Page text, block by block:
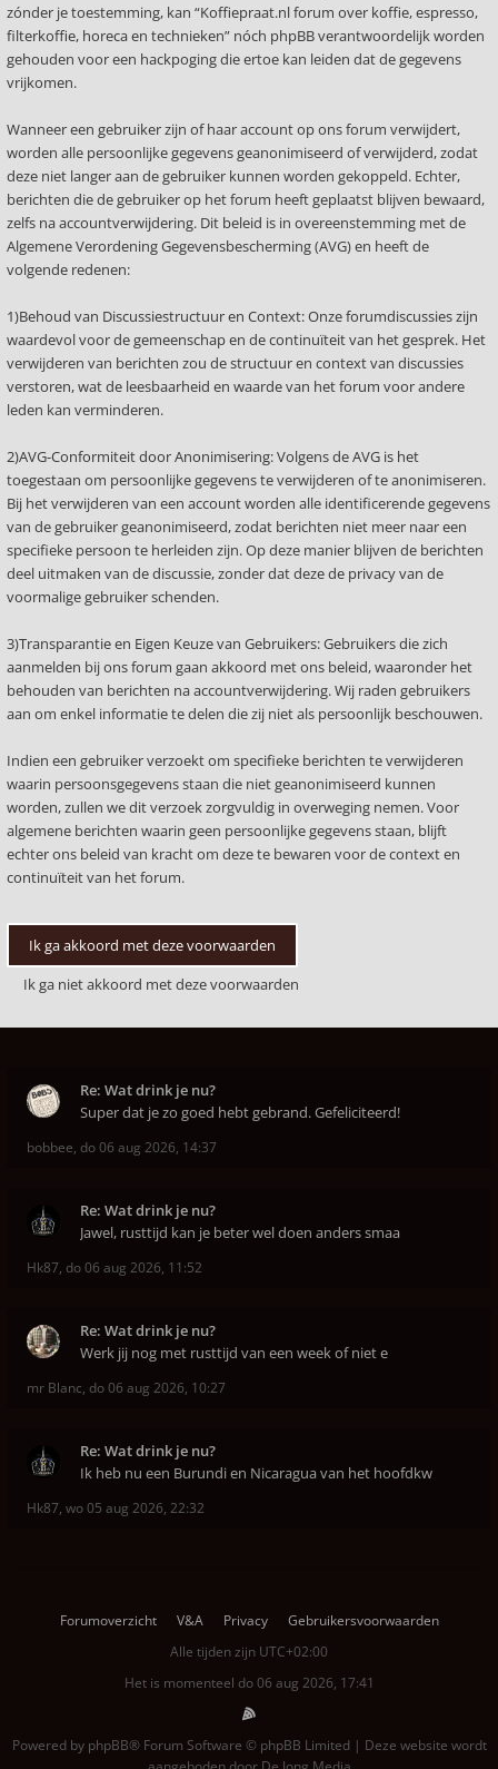
zónder je toestemming, kan “Koffiepraat.nl forum over koffie, espresso,
filterkoffie, horeca en technieken” nóch phpBB verantwoordelijk worden
gehouden voor een hackpoging die ertoe kan leiden dat de gegevens
vrijkomen.
Wanneer een gebruiker zijn of haar account op ons forum verwijdert,
worden alle persoonlijke gegevens geanonimiseerd of verwijderd, zodat
deze niet langer aan de gebruiker kunnen worden gekoppeld. Echter,
berichten die de gebruiker op het forum heeft geplaatst blijven bewaard,
zelfs na accountverwijdering. Dit beleid is in overeenstemming met de
Algemene Verordening Gegevensbescherming (AVG) en heeft de
volgende redenen:
1)Behoud van Discussiestructuur en Context: Onze forumdiscussies zijn
waardevol voor de gemeenschap en de continuïteit van het gesprek. Het
verwijderen van berichten zou de structuur en context van discussies
verstoren, wat de leesbaarheid en waarde van het forum voor andere
leden kan verminderen.
2)AVG-Conformiteit door Anonimisering: Volgens de AVG is het
toegestaan om persoonlijke gegevens te verwijderen of te anonimiseren.
Bij het verwijderen van een account worden alle identificerende gegevens
van de gebruiker geanonimiseerd, zodat berichten niet meer naar een
specifieke persoon te herleiden zijn. Op deze manier blijven de berichten
deel uitmaken van de discussie, zonder dat deze de privacy van de
voormalige gebruiker schenden.
3)Transparantie en Eigen Keuze van Gebruikers: Gebruikers die zich
aanmelden bij ons forum gaan akkoord met ons beleid, waaronder het
behouden van berichten na accountverwijdering. Wij raden gebruikers
aan om enkel informatie te delen die zij niet als persoonlijk beschouwen.
Indien een gebruiker verzoekt om specifieke berichten te verwijderen
waarin persoonsgegevens staan die niet geanonimiseerd kunnen
worden, zullen we dit verzoek zorgvuldig in overweging nemen. Voor
algemene berichten waarin geen persoonlijke gegevens staan, blijft
echter ons beleid van kracht om deze te bewaren voor de context en
continuïteit van het forum.
Re: Wat drink je nu?
Super dat je zo goed hebt gebrand. Gefeliciteerd!
bobbee, do 06 aug 2026, 14:37
Re: Wat drink je nu?
Jawel, rusttijd kan je beter wel doen anders smaa
Hk87, do 06 aug 2026, 11:52
Re: Wat drink je nu?
Werk jij nog met rusttijd van een week of niet e
mr Blanc, do 06 aug 2026, 10:27
Re: Wat drink je nu?
Ik heb nu een Burundi en Nicaragua van het hoofdkw
Hk87, wo 05 aug 2026, 22:32
Forumoverzicht V&A Privacy
Gebruikersvoorwaarden
Alle tijden zijn UTC+02:00
Het is momenteel do 06 aug 2026, 17:41
Powered by phpBB® Forum Software © phpBB Limited | Deze website wordt